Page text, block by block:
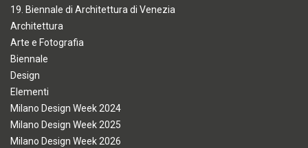
19. Biennale di Architettura di Venezia
Architettura
Arte e Fotografia
Biennale
Design
Elementi
Milano Design Week 2024
Milano Design Week 2025
Milano Design Week 2026